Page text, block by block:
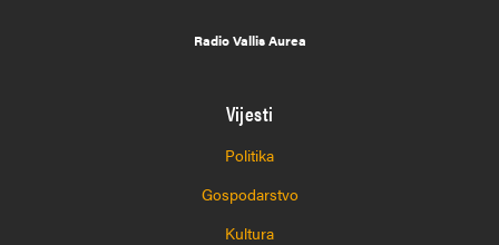
Radio Vallis Aurea
Vijesti
Politika
Gospodarstvo
Kultura